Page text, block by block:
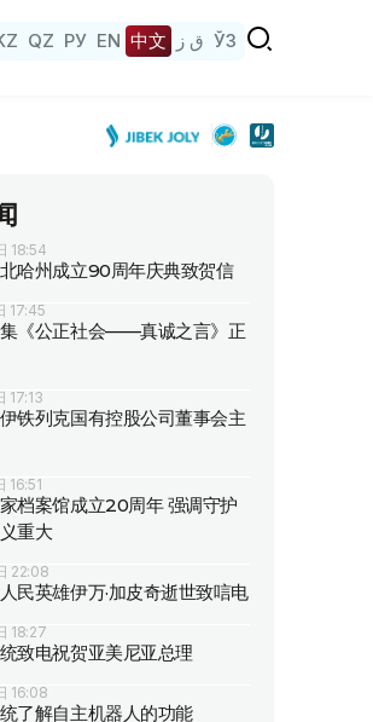
QZ РУ EN 中文 ق ز ЎЗ
18:54
哈州成立90周年庆典致贺信
17:45
《公正社会——真诚之言》正
17:13
铁列克国有控股公司董事会主
16:51
档案馆成立20周年 强调守护
重大
22:08
民英雄伊万·加皮奇逝世致唁电
18:27
致电祝贺亚美尼亚总理
16:08
了解自主机器人的功能